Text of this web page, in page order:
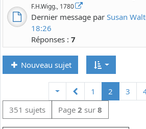
F.H.Wigg., 1780
Dernier message par Susan
18:26
Réponses : 7
Nouveau sujet
Précédente
1 2 3
351 sujets
Page 2 sur 8